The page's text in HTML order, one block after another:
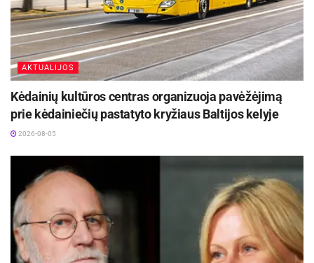
VšĮ „Aukštaitijos siaurasis geležinkelis“
informacija
Žymos: Aukštaitijos siaurasis geležinkelis Renginiai
AKTUALIJOS
Kėdainių kultūros centras organizuoja pavėžėjimą
prie kėdainiečių pastatyto kryžiaus Baltijos kelyje
2026-08-05